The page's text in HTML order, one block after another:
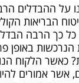
על ההבדלים
הבריאות
כך הרבה
הנרכשות באופן
כאשר הלקוח
אשר אמורים